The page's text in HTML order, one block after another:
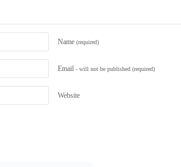
Name (required)
Email - will not be published (required)
Website